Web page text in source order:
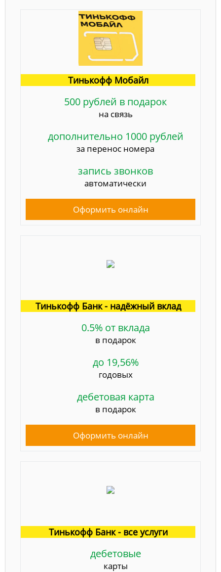
Тинькофф Мобайл
500 рублей в подарок
на связь
дополнительно 1000 рублей
за перенос номера
запись звонков
автоматически
Оформить онлайн
Тинькофф Банк - надёжный вклад
0.5% от вклада
в подарок
до 19,56%
годовых
дебетовая карта
в подарок
Оформить онлайн
Тинькофф Банк - все услуги
дебетовые
карты